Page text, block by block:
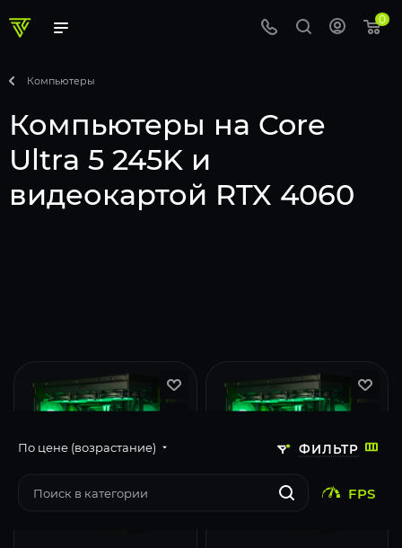
0
Компьютеры
Компьютеры на Core
Ultra 5 245K и
видеокартой RTX 4060
ФИЛЬТР
По цене (возрастание)
FPS